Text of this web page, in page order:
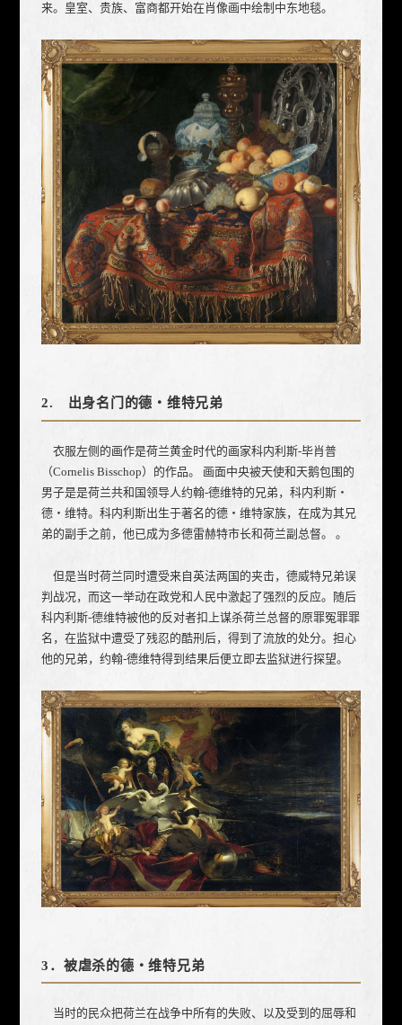
来。皇室、贵族、富商都开始在肖像画中绘制中东地毯。
2. 出身名门的德・维特兄弟
衣服左侧的画作是荷兰黄金时代的画家科内利斯-毕肖普
（Cornelis Bisschop）的作品。 画面中央被天使和天鹅包围的
男子是是荷兰共和国领导人约翰-德维特的兄弟，科内利斯・
德・维特。科内利斯出生于著名的德・维特家族，在成为其兄
弟的副手之前，他已成为多德雷赫特市长和荷兰副总督。 。
但是当时荷兰同时遭受来自英法两国的夹击，德威特兄弟误
判战况，而这一举动在政党和人民中激起了强烈的反应。随后
科内利斯-德维特被他的反对者扣上谋杀荷兰总督的原罪冤罪罪
名，在监狱中遭受了残忍的酷刑后，得到了流放的处分。担心
他的兄弟，约翰-德维特得到结果后便立即去监狱进行探望。
3．被虐杀的德・维特兄弟
当时的民众把荷兰在战争中所有的失败、以及受到的屈辱和